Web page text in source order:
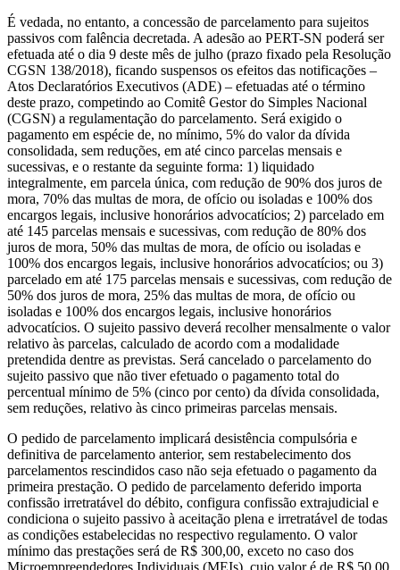
É vedada, no entanto, a concessão de parcelamento para sujeitos
passivos com falência decretada. A adesão ao PERT-SN poderá ser
efetuada até o dia 9 deste mês de julho (prazo fixado pela Resolução
CGSN 138/2018), ficando suspensos os efeitos das notificações –
Atos Declaratórios Executivos (ADE) – efetuadas até o término
deste prazo, competindo ao Comitê Gestor do Simples Nacional
(CGSN) a regulamentação do parcelamento. Será exigido o
pagamento em espécie de, no mínimo, 5% do valor da dívida
consolidada, sem reduções, em até cinco parcelas mensais e
sucessivas, e o restante da seguinte forma: 1) liquidado
integralmente, em parcela única, com redução de 90% dos juros de
mora, 70% das multas de mora, de ofício ou isoladas e 100% dos
encargos legais, inclusive honorários advocatícios; 2) parcelado em
até 145 parcelas mensais e sucessivas, com redução de 80% dos
juros de mora, 50% das multas de mora, de ofício ou isoladas e
100% dos encargos legais, inclusive honorários advocatícios; ou 3)
parcelado em até 175 parcelas mensais e sucessivas, com redução de
50% dos juros de mora, 25% das multas de mora, de ofício ou
isoladas e 100% dos encargos legais, inclusive honorários
advocatícios. O sujeito passivo deverá recolher mensalmente o valor
relativo às parcelas, calculado de acordo com a modalidade
pretendida dentre as previstas. Será cancelado o parcelamento do
sujeito passivo que não tiver efetuado o pagamento total do
percentual mínimo de 5% (cinco por cento) da dívida consolidada,
sem reduções, relativo às cinco primeiras parcelas mensais.
O pedido de parcelamento implicará desistência compulsória e
definitiva de parcelamento anterior, sem restabelecimento dos
parcelamentos rescindidos caso não seja efetuado o pagamento da
primeira prestação. O pedido de parcelamento deferido importa
confissão irretratável do débito, configura confissão extrajudicial e
condiciona o sujeito passivo à aceitação plena e irretratável de todas
as condições estabelecidas no respectivo regulamento. O valor
mínimo das prestações será de R$ 300,00, exceto no caso dos
Microempreendedores Individuais (MEIs), cujo valor é de R$ 50,00